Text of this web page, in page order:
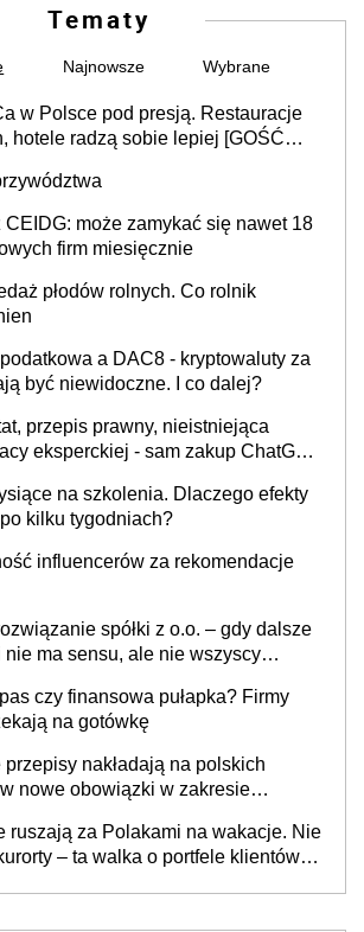
Tematy
Najnowsze Wybrane
w Polsce pod presją. Restauracje
hotele radzą sobie lepiej [GOŚĆ
CEIDG: może zamykać się nawet 18
firm miesięcznie
płodów rolnych. Co rolnik
a DAC8 - kryptowaluty za
być niewidoczne. I co dalej?
przepis prawny, nieistniejąca
eksperckiej - sam zakup ChatGPT
na szkolenia. Dlaczego efekty
kilku tygodniach?
influencerów za rekomendacje
spółki z o.o. – gdy dalsze
nie ma sensu, ale nie wszyscy
czy finansowa pułapka? Firmy
na gotówkę
nakładają na polskich
nowe obowiązki w zakresie
ruszają za Polakami na wakacje. Nie
– ta walka o portfele klientów